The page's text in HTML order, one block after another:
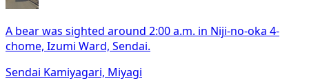
A bear was sighted around 2:00 a.m. in Niji-no-oka 4-
chome, Izumi Ward, Sendai.
Sendai Kamiyagari, Miyagi